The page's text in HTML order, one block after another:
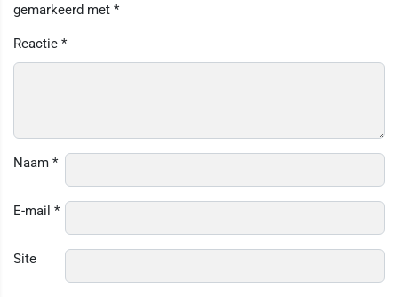
gemarkeerd met *
Reactie *
Naam *
E-mail *
Site